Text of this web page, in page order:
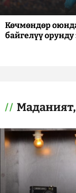
Көчмөндөр
байгелүү орунду